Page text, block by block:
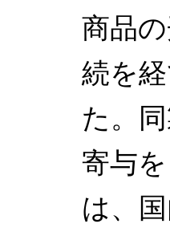
商品
続を
た。
寄与
は、